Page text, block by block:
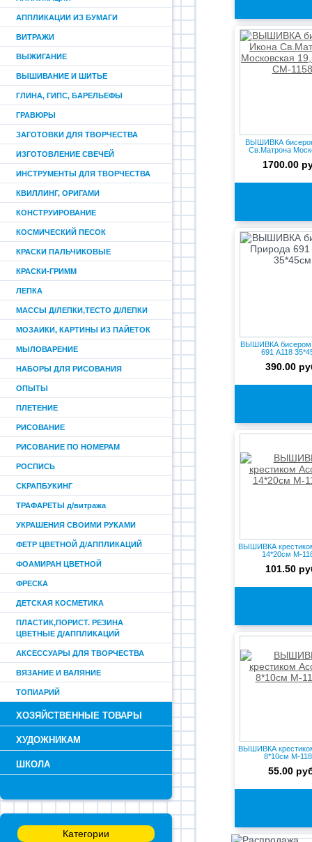
АППЛИКАЦИИ ИЗ БУМАГИ
ВИТРАЖИ
ВЫЖИГАНИЕ
ВЫШИВАНИЕ И ШИТЬЕ
ГЛИНА, ГИПС, БАРЕЛЬЕФЫ
ГРАВЮРЫ
ЗАГОТОВКИ ДЛЯ ТВОРЧЕСТВА
ИЗГОТОВЛЕНИЕ СВЕЧЕЙ
ИНСТРУМЕНТЫ ДЛЯ ТВОРЧЕСТВА
КВИЛЛИНГ, ОРИГАМИ
КОНСТРУИРОВАНИЕ
КОСМИЧЕСКИЙ ПЕСОК
КРАСКИ ПАЛЬЧИКОВЫЕ
КРАСКИ-ГРИММ
ЛЕПКА
МАССЫ Д/ЛЕПКИ,ТЕСТО Д/ЛЕПКИ
МОЗАИКИ, КАРТИНЫ ИЗ ПАЙЕТОК
МЫЛОВАРЕНИЕ
НАБОРЫ ДЛЯ РИСОВАНИЯ
ОПЫТЫ
ПЛЕТЕНИЕ
РИСОВАНИЕ
РИСОВАНИЕ ПО НОМЕРАМ
РОСПИСЬ
СКРАПБУКИНГ
ТРАФАРЕТЫ д/витража
УКРАШЕНИЯ СВОИМИ РУКАМИ
ФЕТР ЦВЕТНОЙ Д/АППЛИКАЦИЙ
ФОАМИРАН ЦВЕТНОЙ
ФРЕСКА
ДЕТСКАЯ КОСМЕТИКА
ПЛАСТИК,ПОРИСТ. РЕЗИНА
ЦВЕТНЫЕ Д/АППЛИКАЦИЙ
АКСЕССУАРЫ ДЛЯ ТВОРЧЕСТВА
ВЯЗАНИЕ И ВАЛЯНИЕ
ТОПИАРИЙ
ХОЗЯЙСТВЕННЫЕ ТОВАРЫ
ХУДОЖНИКАМ
ШКОЛА
Категории
ВЫШИВКА
Св.Матрона
1700.00
ВЫШИВКА бисером
691 А118
390.00
ВЫШИВКА
14*20см M-
101.50
ВЫШИВКА
8*10см M-
55.00